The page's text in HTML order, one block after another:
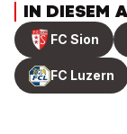
IN DIESEM
FC Sion
FC Luzern